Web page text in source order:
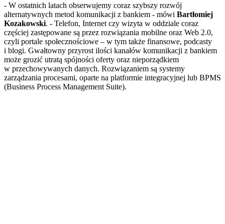
- W ostatnich latach obserwujemy coraz szybszy rozwój
alternatywnych metod komunikacji z bankiem - mówi Bartłomiej
Kozakowski. - Telefon, Internet czy wizyta w oddziale coraz
częściej zastępowane są przez rozwiązania mobilne oraz Web 2.0,
czyli portale społecznościowe – w tym także finansowe, podcasty
i blogi. Gwałtowny przyrost ilości kanałów komunikacji z bankiem
może grozić utratą spójności oferty oraz nieporządkiem
w przechowywanych danych. Rozwiązaniem są systemy
zarządzania procesami, oparte na platformie integracyjnej lub BPMS
(Business Process Management Suite).